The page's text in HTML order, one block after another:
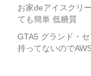
お家deアイスクリ
ても簡単 低糖質
GTA5 グランド・
持ってないので